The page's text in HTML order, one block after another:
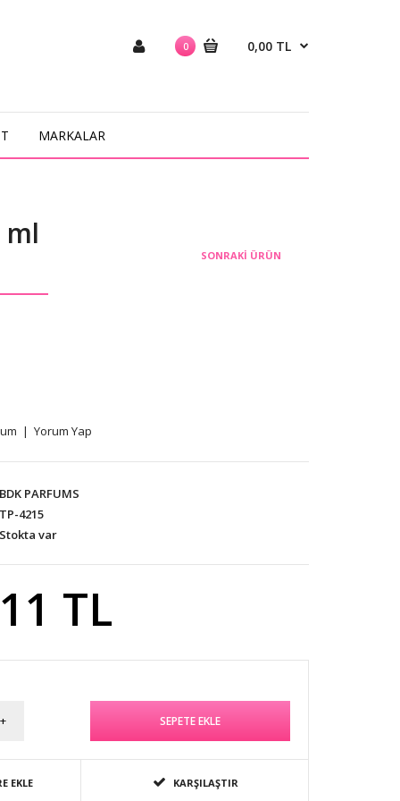
0 0,00 TL
MARKALAR
ml
SONRAKI ÜRÜN
| Yorum Yap
BDK PARFUMS
4215
var
TL
EKLE KARŞILAŞTIR